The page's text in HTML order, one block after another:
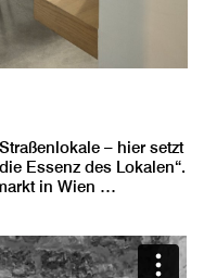
– hier setzt
Essenz des Lokalen“.
in Wien …